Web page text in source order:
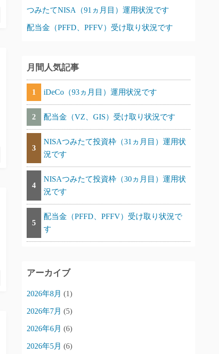
つみたてNISA（91ヵ月目）運用状況です
配当金（PFFD、PFFV）受け取り状況です
月間人気記事
1 iDeCo（93ヵ月目）運用状況です
2 配当金（VZ、GIS）受け取り状況です
3
NISAつみたて投資枠（31ヵ月目）運用状
況です
4
NISAつみたて投資枠（30ヵ月目）運用状
況です
5
配当金（PFFD、PFFV）受け取り状況で
す
アーカイブ
2026年8月 (1)
2026年7月 (5)
2026年6月 (6)
2026年5月 (6)